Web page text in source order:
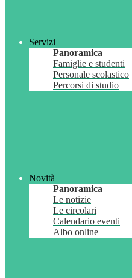
Servizi
Panoramica
Famiglie e studenti
Personale scolastico
Percorsi di studio
Novità
Panoramica
Le notizie
Le circolari
Calendario eventi
Albo online